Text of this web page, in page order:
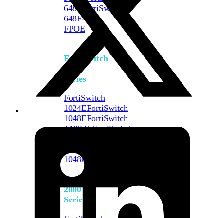
648F
FortiSwitch
648F-
FPOE
FortiSwitch
Series
FortiSwitch
1024EFortiSwitch
1048EFortiSwitch
T1024EFortiSwitch
1048G
FortiSwitch
2000
Series